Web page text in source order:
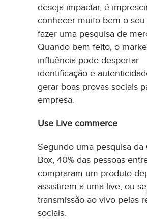
deseja impactar, é
conhecer muito bem o
fazer uma pesquisa de
Quando bem feito, o
influência pode despertar
identificação e
gerar boas provas sociais
empresa.
Use Live commerce
Segundo uma pesquisa da
Box, 40% das pessoas
compraram um produto
assistirem a uma live, ou
transmissão ao vivo pelas
sociais.